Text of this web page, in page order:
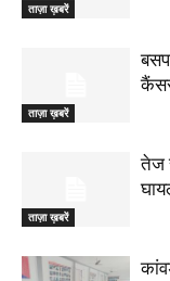
ताज़ा ख़बरें
ताज़ा ख़बरें
ताज़ा ख़बरें
तेज